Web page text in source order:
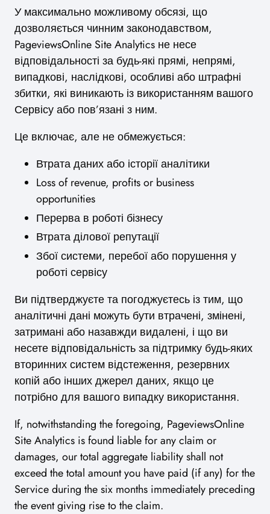
У максимально можливому обсязі, що
дозволяється чинним законодавством,
PageviewsOnline Site Analytics не несе
відповідальності за будь-які прямі, непрямі,
випадкові, наслідкові, особливі або штрафні
збитки, які виникають із використанням вашого
Сервісу або пов’язані з ним.
Це включає, але не обмежується:
Втрата даних або історії аналітики
Loss of revenue, profits or business
opportunities
Перерва в роботі бізнесу
Втрата ділової репутації
Збої системи, перебої або порушення у
роботі сервісу
Ви підтверджуєте та погоджуєтесь із тим, що
аналітичні дані можуть бути втрачені, змінені,
затримані або назавжди видалені, і що ви
несете відповідальність за підтримку будь-яких
вторинних систем відстеження, резервних
копій або інших джерел даних, якщо це
потрібно для вашого випадку використання.
If, notwithstanding the foregoing, PageviewsOnline
Site Analytics is found liable for any claim or
damages, our total aggregate liability shall not
exceed the total amount you have paid (if any) for the
Service during the six months immediately preceding
the event giving rise to the claim.